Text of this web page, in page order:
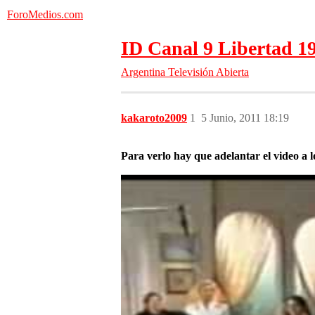
ForoMedios.com
ID Canal 9 Libertad
Argentina Televisión Abierta
kakaroto2009 5 Junio, 2011 18:19
1
Para verlo hay que adelantar el video a